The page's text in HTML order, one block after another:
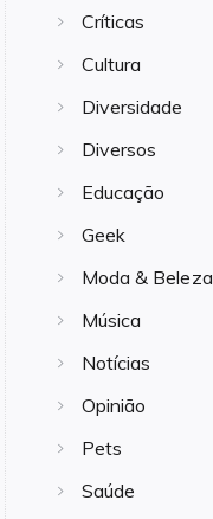
Críticas
Cultura
Diversidade
Diversos
Educação
Geek
Moda & Beleza
Música
Notícias
Opinião
Pets
Saúde